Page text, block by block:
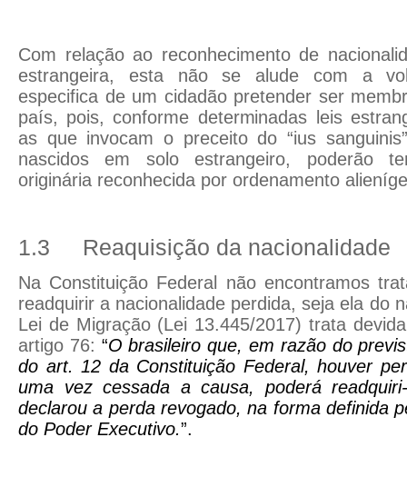
Com relação ao reconhecimento de
estrangeira, esta não se alude com a
especifica de um cidadão pretender ser
país, pois, conforme determinadas leis
as que invocam o preceito do “ius
nascidos em solo estrangeiro, poderão
originária reconhecida por ordenamento
1.3 Reaquisição da nacionalidade
Na Constituição Federal não encontramos
readquirir a nacionalidade perdida, seja ela do
Lei de Migração (Lei 13.445/2017) trata
artigo 76: “O brasileiro que, em razão do
do art. 12 da Constituição Federal, houver
uma vez cessada a causa, poderá
declarou a perda revogado, na forma definida
do Poder Executivo.”.